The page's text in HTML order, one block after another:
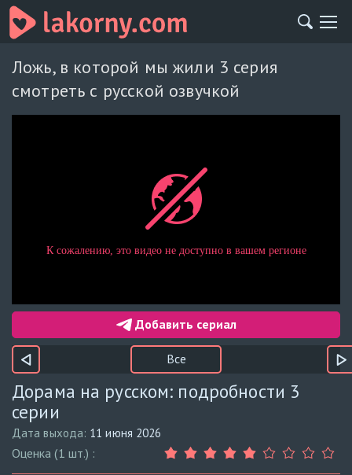
Ложь, в которой мы жили 3 серия
смотреть с русской озвучкой
Добавить сериал
Все
Дорама на русском: подробности 3
серии
Дата выхода: 11 июня 2026
Оценка (1 шт.) :